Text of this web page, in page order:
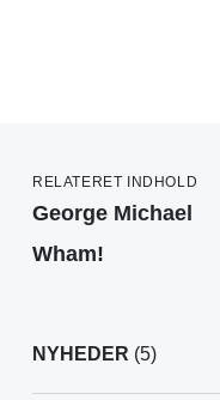
RELATERET INDHOLD
George Michael
Wham!
NYHEDER (5)